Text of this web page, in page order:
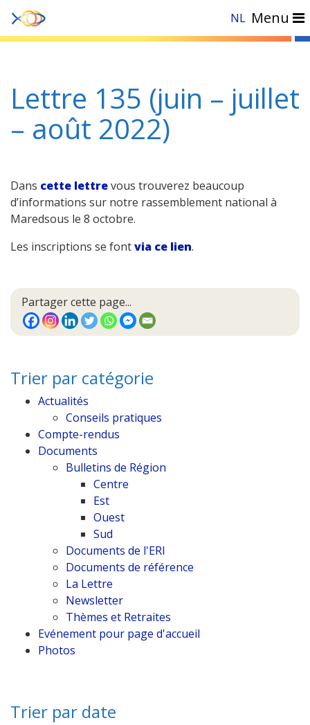
NL Menu
Accueil
Lettre 135 (juin – juillet
– août 2022)
Dans cette lettrevous trouverez beaucoup
d’informations sur notre rassemblement national à
Maredsous le 8 octobre.
Les inscriptions se fontvia ce lien.
Partager cette page...
Trier par catégorie
Actualités
Conseils pratiques
Compte-rendus
Documents
Bulletins de Région
Centre
Est
Ouest
Sud
Documents de l'ERI
Documents de référence
La Lettre
Newsletter
Thèmes et Retraites
Evénement pour page d'accueil
Photos
Trier par date